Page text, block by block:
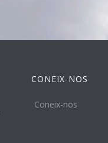
CONEIX-NOS
Coneix-nos